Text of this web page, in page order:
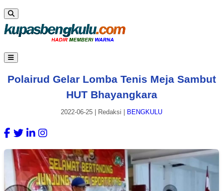
Polairud Gelar Lomba Tenis Meja Sambut
HUT Bhayangkara
2022-06-25 Redaksi BENGKULU